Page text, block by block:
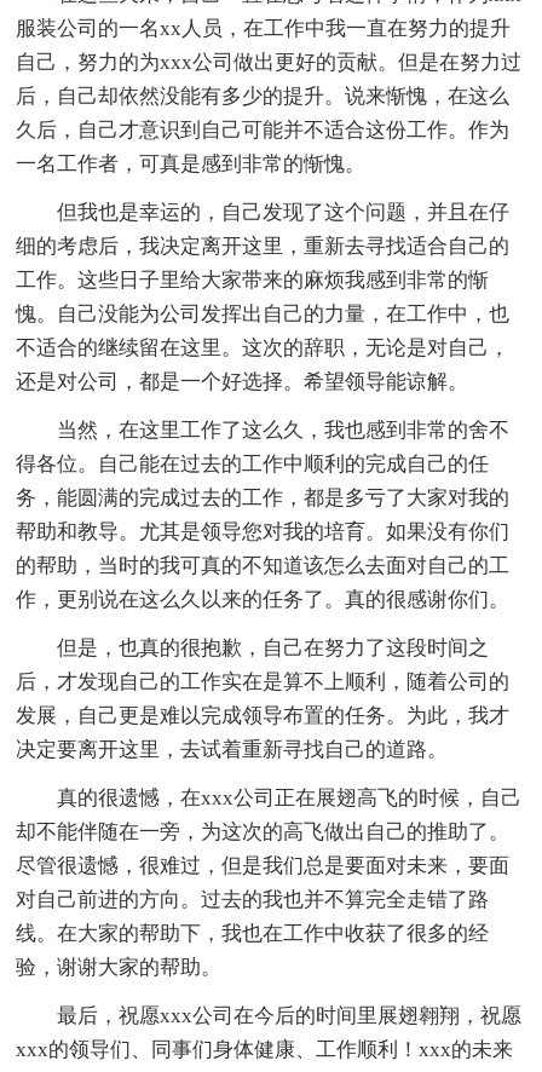
服装公司的一名xx人员，在工作中我一直在努力的提升
自己，努力的为xxx公司做出更好的贡献。但是在努力过
后，自己却依然没能有多少的提升。说来惭愧，在这么
久后，自己才意识到自己可能并不适合这份工作。作为
一名工作者，可真是感到非常的惭愧。
但我也是幸运的，自己发现了这个问题，并且在仔
细的考虑后，我决定离开这里，重新去寻找适合自己的
工作。这些日子里给大家带来的麻烦我感到非常的惭
愧。自己没能为公司发挥出自己的力量，在工作中，也
不适合的继续留在这里。这次的辞职，无论是对自己，
还是对公司，都是一个好选择。希望领导能谅解。
当然，在这里工作了这么久，我也感到非常的舍不
得各位。自己能在过去的工作中顺利的完成自己的任
务，能圆满的完成过去的工作，都是多亏了大家对我的
帮助和教导。尤其是领导您对我的培育。如果没有你们
的帮助，当时的我可真的不知道该怎么去面对自己的工
作，更别说在这么久以来的任务了。真的很感谢你们。
但是，也真的很抱歉，自己在努力了这段时间之
后，才发现自己的工作实在是算不上顺利，随着公司的
发展，自己更是难以完成领导布置的任务。为此，我才
决定要离开这里，去试着重新寻找自己的道路。
真的很遗憾，在xxx公司正在展翅高飞的时候，自己
却不能伴随在一旁，为这次的高飞做出自己的推助了。
尽管很遗憾，很难过，但是我们总是要面对未来，要面
对自己前进的方向。过去的我也并不算完全走错了路
线。在大家的帮助下，我也在工作中收获了很多的经
验，谢谢大家的帮助。
最后，祝愿xxx公司在今后的时间里展翅翱翔，祝愿
xxx的领导们、同事们身体健康、工作顺利！xxx的未来